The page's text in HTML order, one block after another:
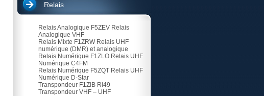
Relais
Relais Analogique F5ZEV Relais
Analogique VHF
Relais Mixte F1ZRWRelais UHF
numérique (DMR) et analogique
Relais Numérique F1ZLO Relais UHF
Numérique C4FM
Relais Numérique F5ZQT Relais UHF
Numérique D-Star
Transpondeur F1ZIB Ri49
Transpondeur VHF – UHF